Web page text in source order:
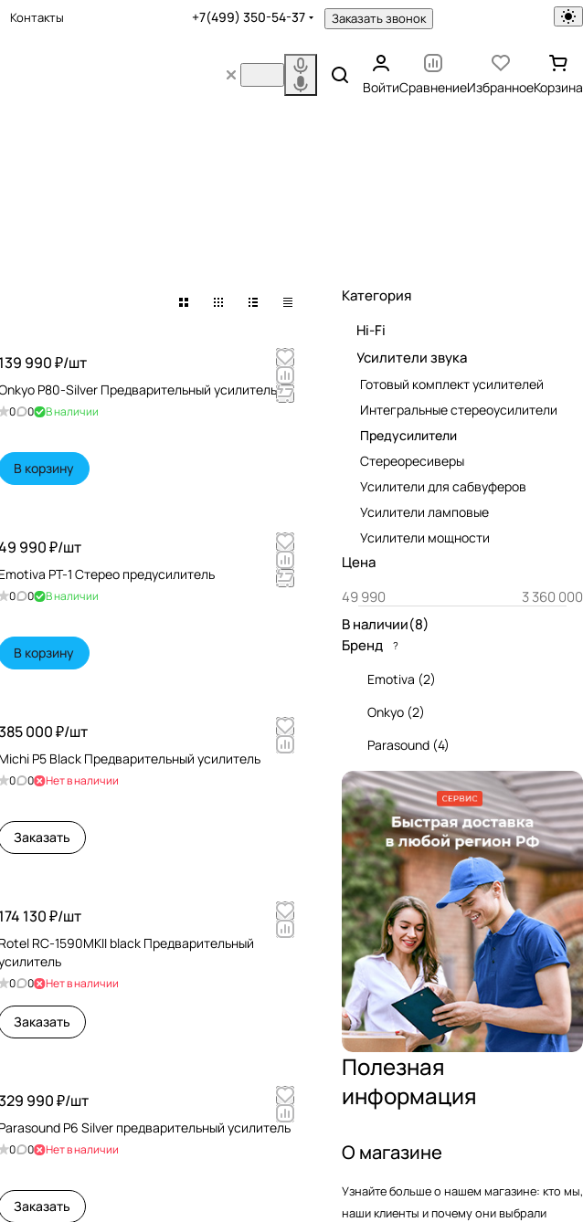
Контакты +7(499) 350-54-37 Заказать звонок
ВойтиСравнениеИзбранноеКорзина
139 990 ₽/шт
P80-Silver Предварительный усилитель
0 0 В наличии
В корзину
990 ₽/шт
Emotiva PT-1 Cтерео предусилитель
0 0 В наличии
В корзину
000 ₽/шт
Michi P5 Black Предварительный усилитель
0 0 Нет в наличии
Заказать
174 130 ₽/шт
Rotel RC-1590MKII black Предварительный
0 0 Нет в наличии
Заказать
990 ₽/шт
Parasound P6 Silver предварительный усилитель
0 0 Нет в наличии
Заказать
Категория
Hi-Fi
Усилители звука
Готовый комплект усилителей
Интегральные стереоусилители
Предусилители
Стереоресиверы
Усилители для сабвуферов
Усилители ламповые
Усилители мощности
Цена
В наличии(8)
Бренд
?
Emotiva (2)
Onkyo (2)
Parasound (4)
Полезная
информация
О магазине
Узнайте больше о нашем магазине: кто мы,
наши клиенты и почему они выбрали